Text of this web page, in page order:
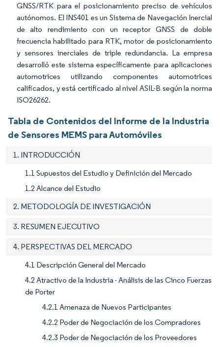
GNSS/RTK para el posicionamiento preciso de vehículos
autónomos. El INS401 es un Sistema de Navegación Inercial
de alto rendimiento con un receptor GNSS de doble
frecuencia habilitado para RTK, motor de posicionamiento
y sensores inerciales de triple redundancia. La empresa
desarrolló este sistema específicamente para aplicaciones
automotrices utilizando componentes automotrices
calificados, y está certificado al nivel ASIL-B según la norma
ISO26262.
Tabla de Contenidos del Informe de la Industria
de Sensores MEMS para Automóviles
1. INTRODUCCIÓN
1.1 Supuestos del Estudio y Definición del Mercado
1.2 Alcance del Estudio
2. METODOLOGÍA DE INVESTIGACIÓN
3. RESUMEN EJECUTIVO
4. PERSPECTIVAS DEL MERCADO
4.1 Descripción General del Mercado
4.2 Atractivo de la Industria - Análisis de las Cinco Fuerzas
de Porter
4.2.1 Amenaza de Nuevos Participantes
4.2.2 Poder de Negociación de los Compradores
4.2.3 Poder de Negociación de los Proveedores